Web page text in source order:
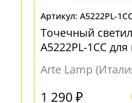
A5222PL-
Точечный
A5222PL-1CC
Arte Lamp
1 290 ₽